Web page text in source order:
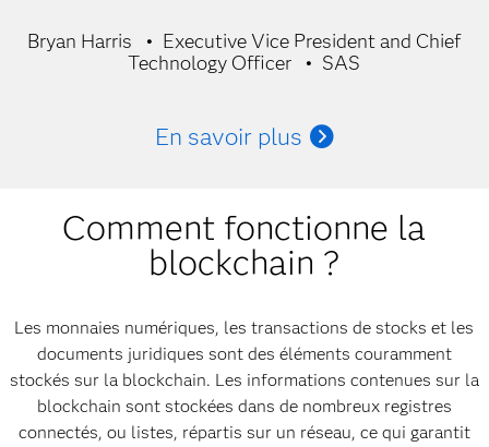
Bryan Harris
Executive Vice President and Chief
Technology Officer
SAS
En savoir plus
Comment fonctionne la
blockchain ?
Les monnaies numériques, les transactions de stocks et les
documents juridiques sont des éléments couramment
stockés sur la blockchain. Les informations contenues sur la
blockchain sont stockées dans de nombreux registres
connectés, ou listes, répartis sur un réseau, ce qui garantit